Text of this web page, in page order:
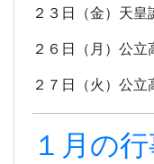
２３日（金）天皇
２６日（月）公立
２７日（火）公立
１月の